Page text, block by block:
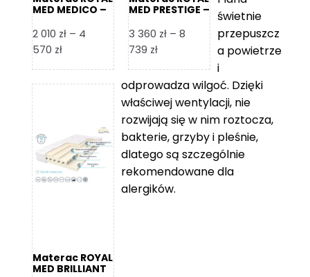
MED MEDICO –
2 010 zł – 4
570 złZakres
od
4
570 zł
MED PRESTIGE –
3 360 zł – 8
739 złZakres
od
3
360 zł
do
8
739 zł
Materac ROYAL
MED BRILLIANT
świetnie
przepuszcz
a powietrze
i
odprowadza wilgoć. Dzięki
właściwej wentylacji, nie
rozwijają się w nim roztocza,
bakterie, grzyby i pleśnie,
dlatego są szczególnie
rekomendowane dla
alergików.